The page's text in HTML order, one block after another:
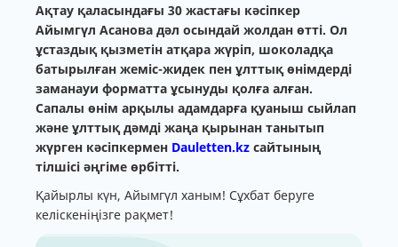
Ақтау қаласындағы 30 жастағы кәсіпкер
Айымгүл Асанова дәл осындай жолдан өтті. Ол
ұстаздық қызметін атқара жүріп, шоколадқа
батырылған жеміс-жидек пен ұлттық өнімдерді
заманауи форматта ұсынуды қолға алған.
Сапалы өнім арқылы адамдарға қуаныш сыйлап
және ұлттық дәмді жаңа қырынан танытып
жүрген кәсіпкермен Dauletten.kz сайтының
тілшісі әңгіме өрбітті.
Қайырлы күн, Айымгүл ханым! Сұхбат беруге
келіскеніңізге рақмет!